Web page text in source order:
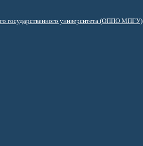
государственного университета (ОППО МПГУ)